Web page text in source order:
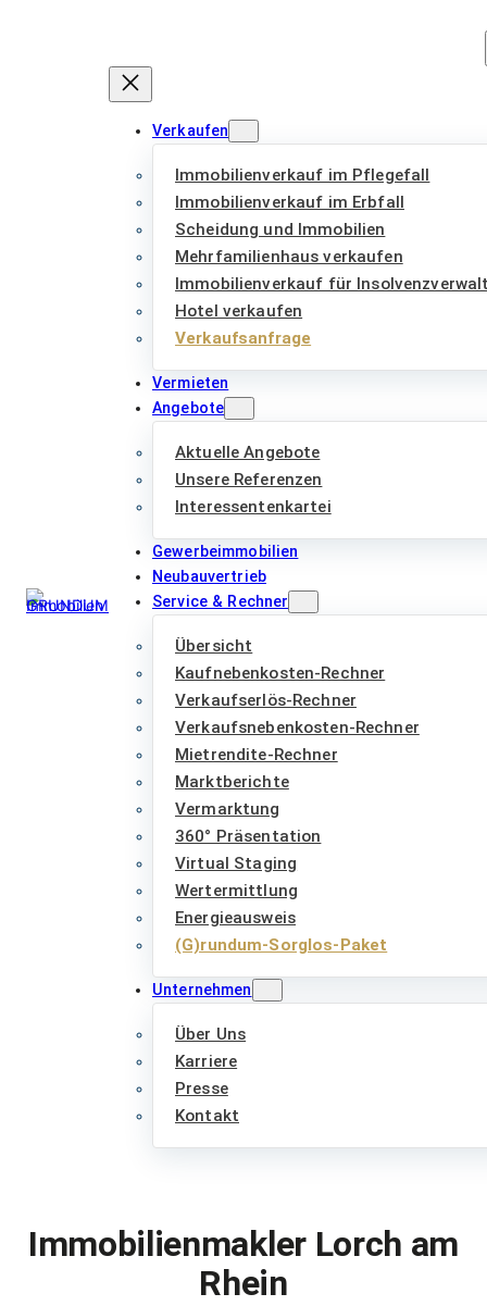
Verkaufen
Immobilienverkauf im Pflegefall
Immobilienverkauf im Erbfall
Scheidung und Immobilien
Mehrfamilienhaus verkaufen
Immobilienverkauf für
Hotel verkaufen
Verkaufsanfrage
Vermieten
Angebote
Aktuelle Angebote
Unsere Referenzen
Interessentenkartei
Gewerbeimmobilien
Neubauvertrieb
Service & Rechner
Übersicht
Kaufnebenkosten-Rechner
Verkaufserlös-Rechner
Verkaufsnebenkosten-Rechner
Mietrendite-Rechner
Marktberichte
Vermarktung
360° Präsentation
Virtual Staging
Wertermittlung
Energieausweis
(G)rundum-Sorglos-Paket
Unternehmen
Über Uns
Karriere
Presse
Kontakt
Immobilienmakler Lorch am
Rhein